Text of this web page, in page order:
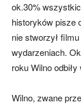
ok.30%
historyków pisze
nie stworzył
wydarzeniach.
roku Wilno
Wilno, zwane